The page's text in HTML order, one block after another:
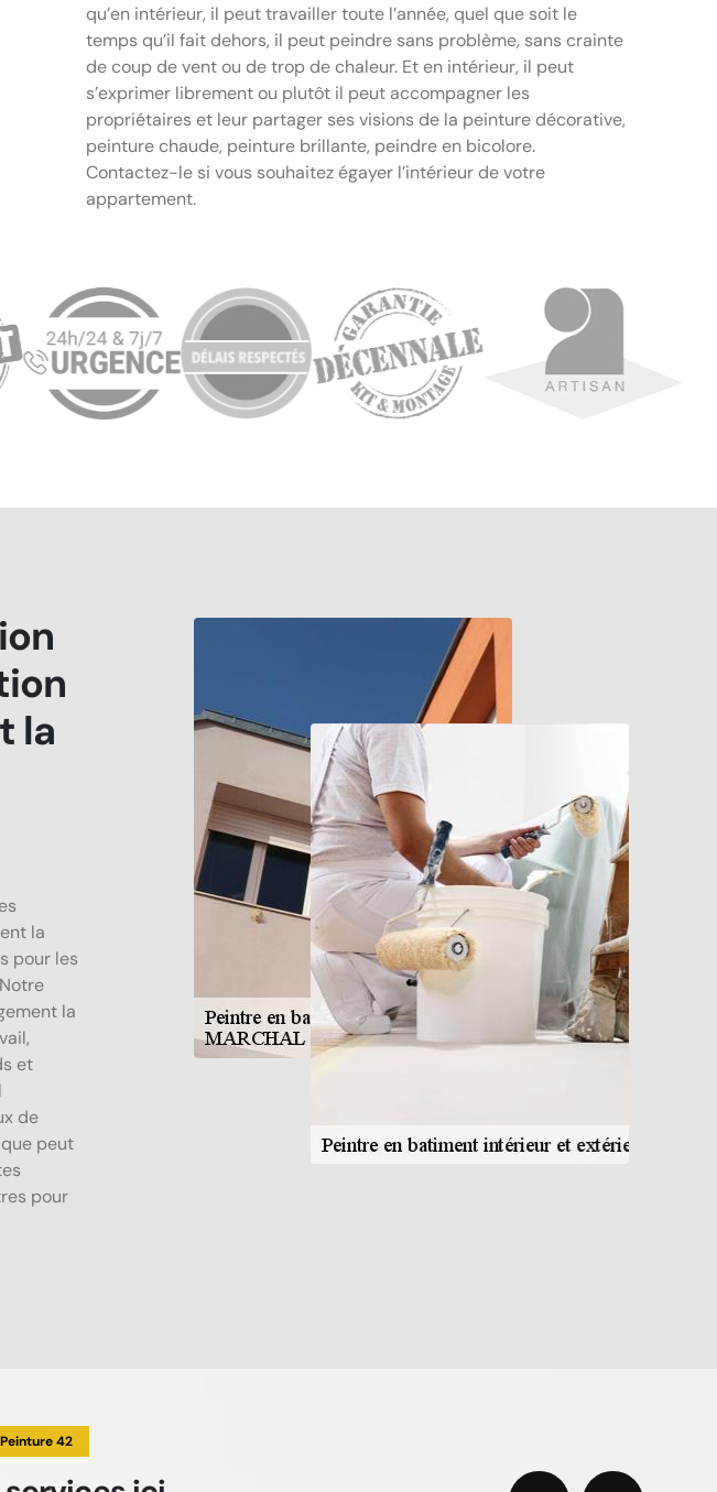
qu’en intérieur, il peut travailler toute l’année, quel que soit le
temps qu’il fait dehors, il peut peindre sans problème, sans crainte
de coup de vent ou de trop de chaleur. Et en intérieur, il peut
s’exprimer librement ou plutôt il peut accompagner les
propriétaires et leur partager ses visions de la peinture décorative,
peinture chaude, peinture brillante, peindre en bicolore.
Contactez-le si vous souhaitez égayer l’intérieur de votre
appartement.
la
la
pour les
la
et
de
peut
pour
42